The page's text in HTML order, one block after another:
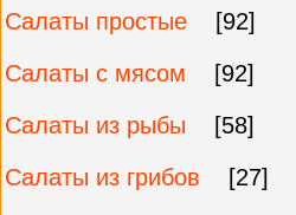
Салаты простые
[92]
Салаты с мясом
[92]
Салаты из рыбы
[58]
Салаты из грибов
[27]